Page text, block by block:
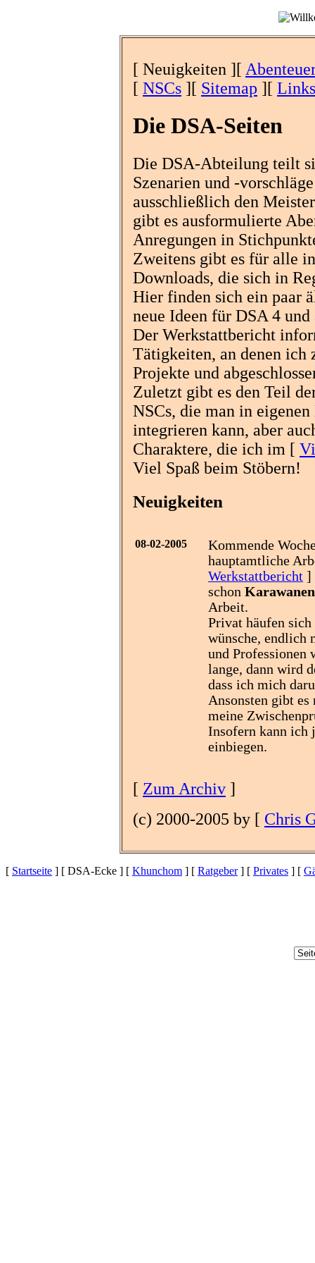
[ Neuigkeiten ][
[ NSCs ][ Sitemap ][ Links
Die DSA-Seiten
Die DSA-Abteilung teilt
Szenarien und -
ausschließlich den
gibt es ausformulierte
Anregungen in
Zweitens gibt es für alle
Downloads, die sich in
Hier finden sich ein paar
neue Ideen für DSA 4
Der Werkstattbericht
Tätigkeiten, an denen ich
Projekte und
Zuletzt gibt es den Teil
NSCs, die man in
integrieren kann, aber
Charaktere, die ich im [
Viel Spaß beim Stöbern!
Neuigkeiten
08-02-2005
Kommende
hauptamtliche
Werkstattbericht ]
schon
Arbeit.
Privat häufen
wünsche, endlich
und Professionen
lange, dann wird
dass ich mich
Ansonsten gibt
meine
Insofern kann ich
einbiegen.
[ Zum Archiv ]
(c) 2000-2005 by [ Chris
[ Startseite ] [ DSA-Ecke ] [ Khunchom ] [ Ratgeber] [ Privates ] [